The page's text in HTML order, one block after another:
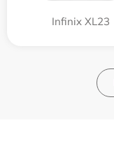
Infinix XL23